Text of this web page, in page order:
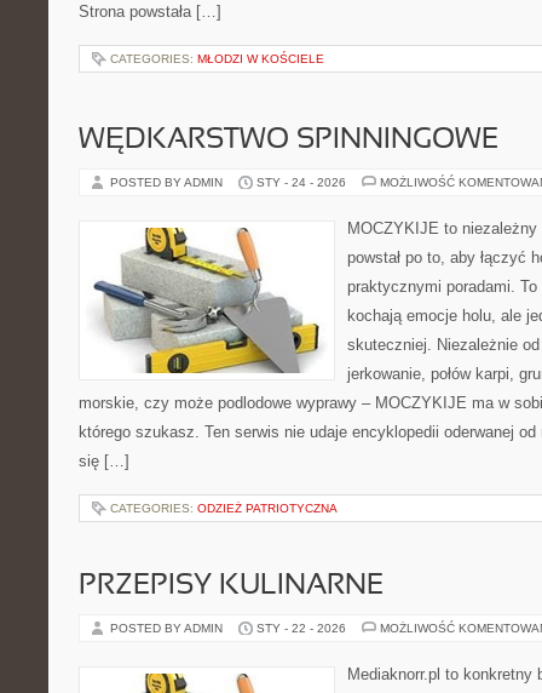
Strona powstała […]
CATEGORIES: MŁODZI W KOŚCIELE
WĘDKARSTWO SPINNINGOWE
POSTED BY ADMIN STY - 24 - 2026 MOŻLIWOŚĆ
MOCZYKIJE to
powstał po to, aby łączyć
praktycznymi poradami.
kochają emocje holu, ale
skuteczniej. Niezależnie
jerkowanie, połów karpi,
morskie, czy może podlodowe wyprawy – MOCZYKIJE ma w
którego szukasz. Ten serwis nie udaje encyklopedii oderwanej
się […]
CATEGORIES: ODZIEŻ PATRIOTYCZNA
PRZEPISY KULINARNE
POSTED BY ADMIN STY - 22 - 2026 MOŻLIWOŚĆ
Mediaknorr.pl to konkretny